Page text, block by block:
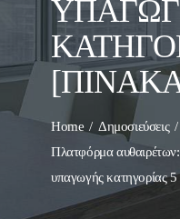
Home
Δημοσιεύσεις
Πλατφόρμα
υπαγωγής κατηγορίας 5